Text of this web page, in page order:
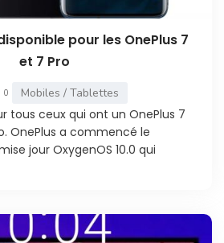
pour les OnePlus 7
et 7 Pro
0 Mobiles / Tablettes
tous ceux qui ont un OnePlus 7
OnePlus a commencé le
jour OxygenOS 10.0 qui